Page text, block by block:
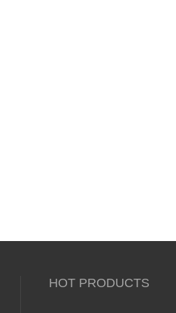
HOT PRODUCTS